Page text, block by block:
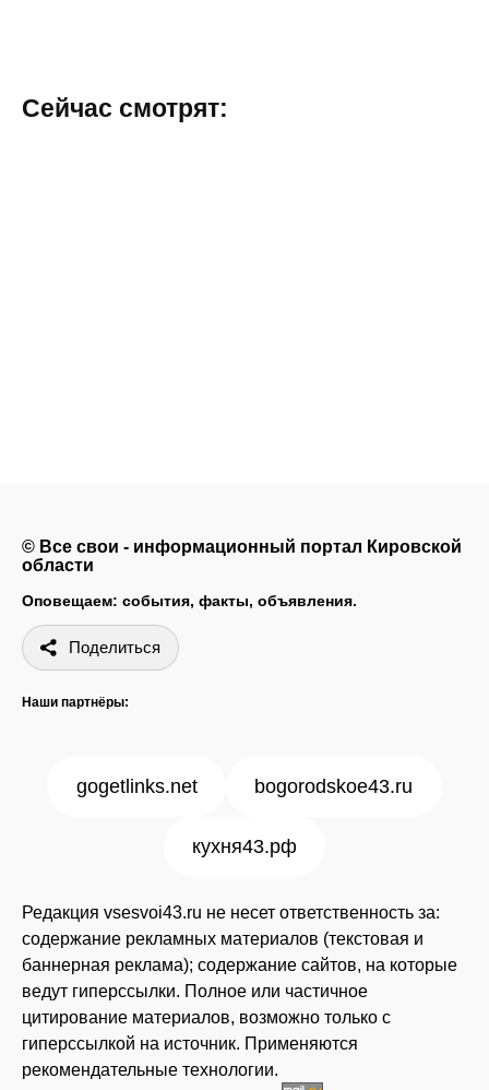
Сейчас смотрят:
© Все свои - информационный портал Кировской
области
Оповещаем: события, факты, объявления.
Поделиться
Наши партнёры:
gogetlinks.net bogorodskoe43.ru
кухня43.рф
Редакция vsesvoi43.ru не несет ответственность за:
содержание рекламных материалов (текстовая и
баннерная реклама); содержание сайтов, на которые
ведут гиперссылки. Полное или частичное
цитирование материалов, возможно только с
гиперссылкой на источник. Применяются
рекомендательные технологии.